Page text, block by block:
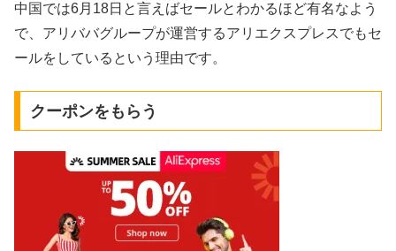
中国では6月18日と言えばセールとわかるほど有名なよう
で、アリババグループが運営するアリエクスプレスでもセ
ールをしているという理由です。
クーポンをもらう